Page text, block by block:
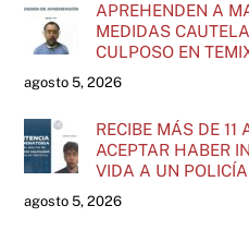
APREHENDEN A
MEDIDAS
CULPOSO EN
agosto 5, 2026
RECIBE MÁS DE 11
ACEPTAR HABER
VIDA A UN
agosto 5, 2026